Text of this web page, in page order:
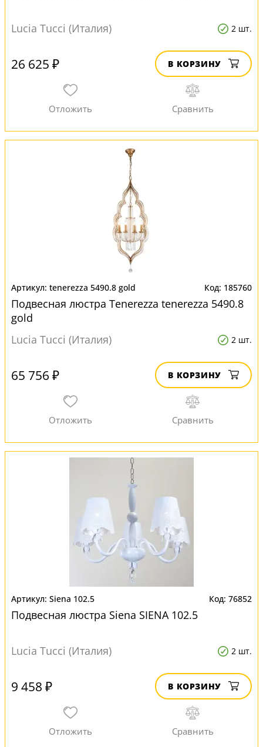
Lucia Tucci (Италия) 2 шт.
26 625 ₽ В КОРЗИНУ
tenerezza 5490.8 gold 185760
Подвесная люстра Tenerezza tenerezza 5490.8
gold
Lucia Tucci (Италия)
2 шт.
65 756 ₽ В КОРЗИНУ
Siena 102.5 76852
Подвесная люстра Siena SIENA 102.5
Lucia Tucci (Италия) 2 шт.
9 458 ₽ В КОРЗИНУ